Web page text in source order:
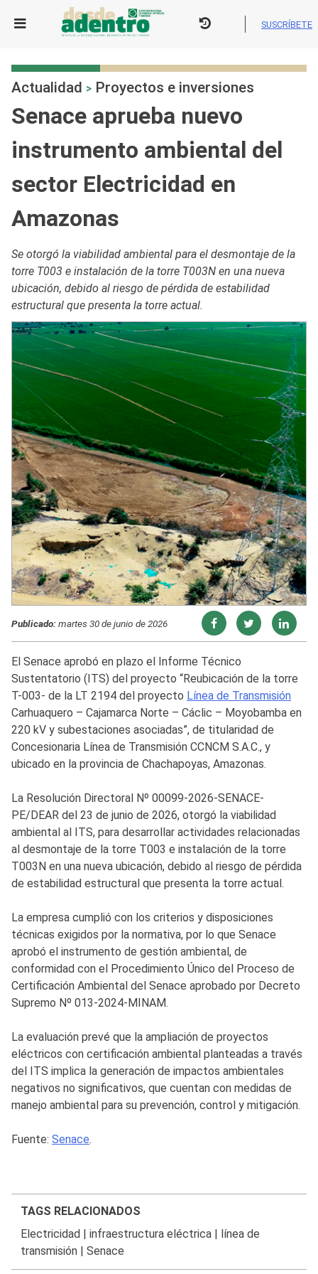
SUSCRÍBETE
Actualidad > Proyectos e inversiones
Senace aprueba nuevo
instrumento ambiental del
sector Electricidad en
Amazonas
Se otorgó la viabilidad ambiental para el desmontaje de la
torre T003 e instalación de la torre T003N en una nueva
ubicación, debido al riesgo de pérdida de estabilidad
estructural que presenta la torre actual.
Publicado:martes 30 de junio de 2026
El Senace aprobó en plazo el Informe Técnico
Sustentatorio (ITS) del proyecto “Reubicación de la torre
T-003- de la LT 2194 del proyecto Línea de Transmisión
Carhuaquero – Cajamarca Norte – Cáclic – Moyobamba en
220 kV y subestaciones asociadas”, de titularidad de
Concesionaria Línea de Transmisión CCNCM S.A.C., y
ubicado en la provincia de Chachapoyas, Amazonas.
La Resolución Directoral Nº 00099-2026-SENACE-
PE/DEAR del 23 de junio de 2026, otorgó la viabilidad
ambiental al ITS, para desarrollar actividades relacionadas
al desmontaje de la torre T003 e instalación de la torre
T003N en una nueva ubicación, debido al riesgo de pérdida
de estabilidad estructural que presenta la torre actual.
La empresa cumplió con los criterios y disposiciones
técnicas exigidos por la normativa, por lo que Senace
aprobó el instrumento de gestión ambiental, de
conformidad con el Procedimiento Único del Proceso de
Certificación Ambiental del Senace aprobado por Decreto
Supremo Nº 013-2024-MINAM.
La evaluación prevé que la ampliación de proyectos
eléctricos con certificación ambiental planteadas a través
del ITS implica la generación de impactos ambientales
negativos no significativos, que cuentan con medidas de
manejo ambiental para su prevención, control y mitigación.
Fuente: Senace.
TAGS RELACIONADOS
Electricidad
infraestructura eléctrica|
línea de
transmisión| Senace